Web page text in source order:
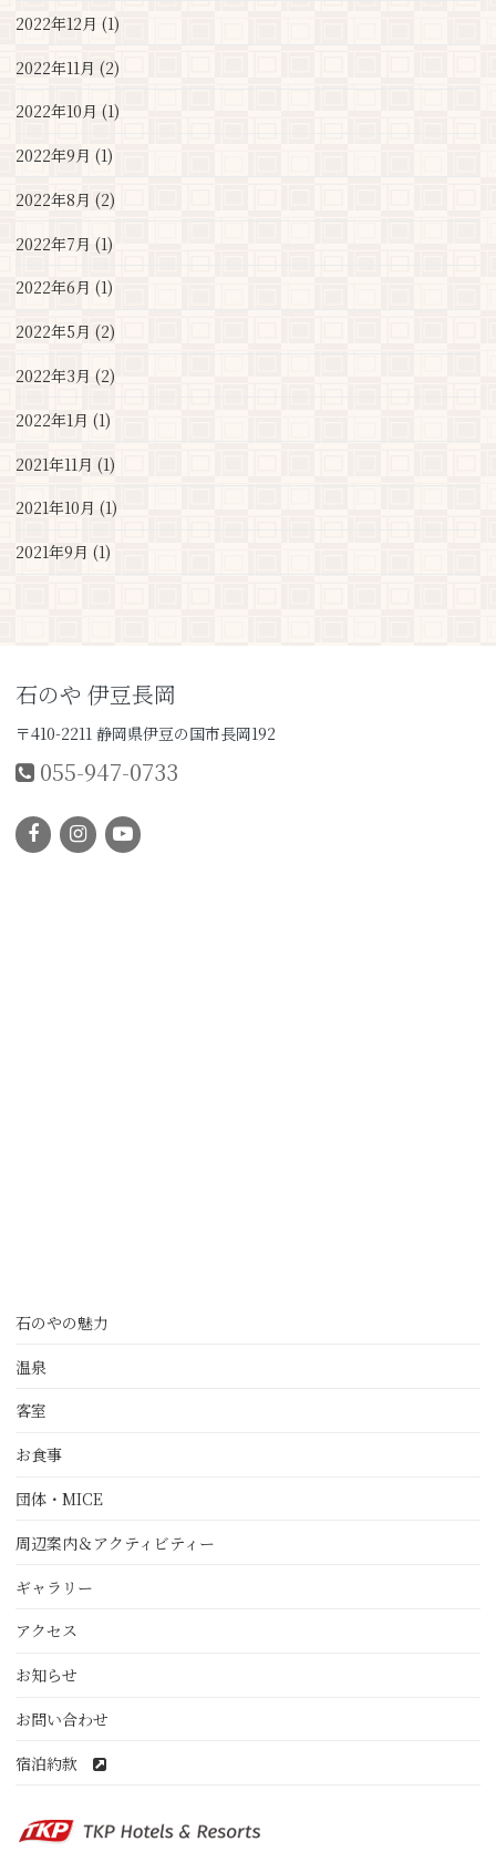
2022年12月 (1)
2022年11月 (2)
2022年10月 (1)
2022年9月 (1)
2022年8月 (2)
2022年7月 (1)
2022年6月 (1)
2022年5月 (2)
2022年3月 (2)
2022年1月 (1)
2021年11月 (1)
2021年10月 (1)
2021年9月 (1)
石のや 伊豆長岡
〒410-2211 静岡県伊豆の国市長岡192
055-947-0733
石のやの魅力
温泉
客室
お食事
団体・MICE
周辺案内＆アクティビティー
ギャラリー
アクセス
お知らせ
お問い合わせ
宿泊約款